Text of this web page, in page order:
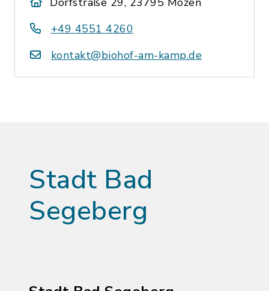
+49 4551 4260
kontakt@biohof-am-kamp.de
Stadt Bad
Segeberg